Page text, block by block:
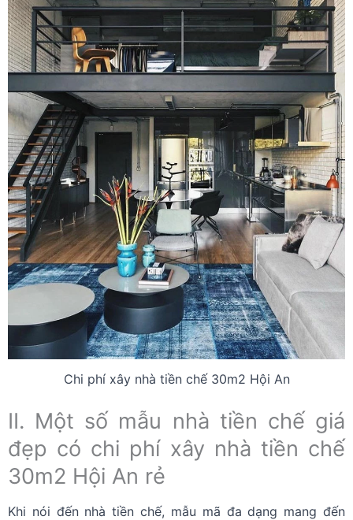
Chi phí xây nhà tiền chế 30m2 Hội An
II. Một số mẫu nhà tiền chế giá
đẹp có chi phí xây nhà tiền chế
30m2 Hội An rẻ
Khi nói đến nhà tiền chế, mẫu mã đa dạng mang đến